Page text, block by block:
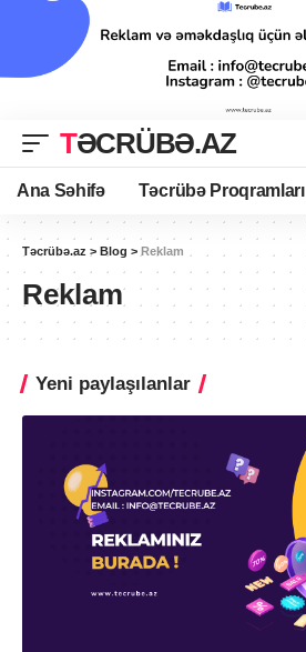
TƏCRÜBƏ.AZ
Ana Səhifə Təcrübə Proqramları
Təcrübə.az > Blog > Reklam
Reklam
Yeni paylaşılanlar